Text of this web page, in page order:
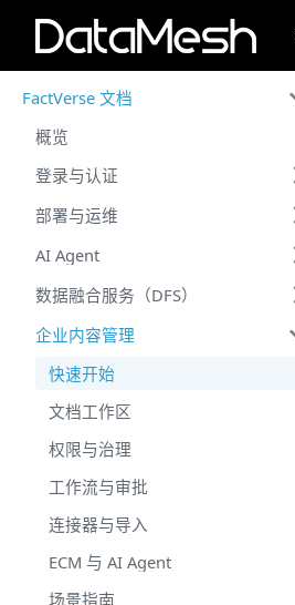
FactVerse 文档
概览
登录与认证
部署与运维
AI Agent
数据融合服务（DFS）
企业内容管理
快速开始
文档工作区
权限与治理
工作流与审批
连接器与导入
ECM 与 AI Agent
场景指南